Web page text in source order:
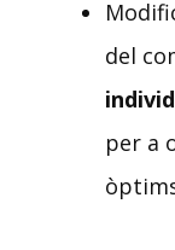
del
per a